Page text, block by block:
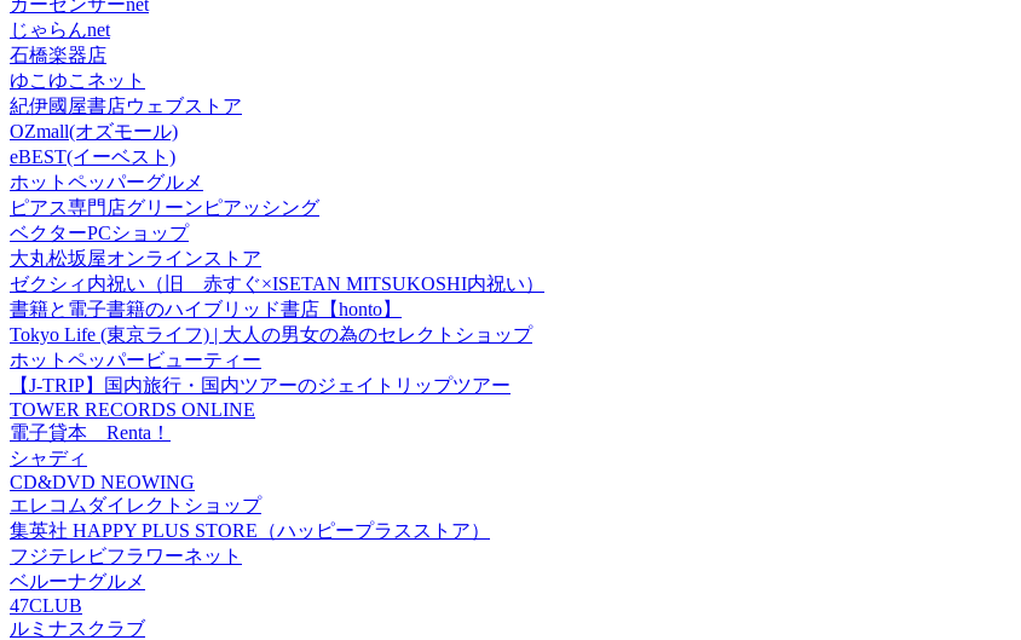
カーセンサーnet
じゃらんnet
石橋楽器店
ゆこゆこネット
紀伊國屋書店ウェブストア
OZmall(オズモール)
eBEST(イーベスト)
ホットペッパーグルメ
ピアス専門店グリーンピアッシング
ベクターPCショップ
大丸松坂屋オンラインストア
ゼクシィ内祝い（旧 赤すぐ×ISETAN MITSUKOSHI内祝い）
書籍と電子書籍のハイブリッド書店【honto】
Tokyo Life (東京ライフ) | 大人の男女の為のセレクトショップ
ホットペッパービューティー
【J-TRIP】国内旅行・国内ツアーのジェイトリップツアー
TOWER RECORDS ONLINE
電子貸本 Renta！
シャディ
CD&DVD NEOWING
エレコムダイレクトショップ
集英社 HAPPY PLUS STORE（ハッピープラスストア）
フジテレビフラワーネット
ベルーナグルメ
47CLUB
ルミナスクラブ